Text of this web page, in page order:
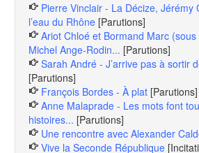
Pierre Vinclair - La Décize, Jérémy
l’eau du Rhône [Parutions]
Ariot Chloé et Bormand Marc
Michel Ange-Rodin... [Parutions]
Sarah André - J’arrive pas à sortir
[Parutions]
François Bordes - À plat [Parutions]
Anne Malaprade - Les mots font
histoires... [Parutions]
Une rencontre avec Alexander
Vive la Seconde République